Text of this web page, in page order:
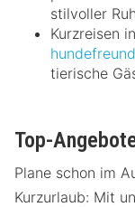
stilvoller
Kurzreisen
tierische
Top-
Plane schon im
Kurzurlaub: Mit